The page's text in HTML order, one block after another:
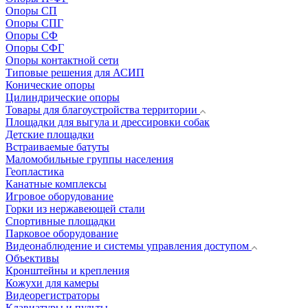
Опоры СП
Опоры СПГ
Опоры СФ
Опоры СФГ
Опоры контактной сети
Типовые решения для АСИП
Конические опоры
Цилиндрические опоры
Товары для благоустройства территории
Площадки для выгула и дрессировки собак
Детские площадки
Встраиваемые батуты
Маломобильные группы населения
Геопластика
Канатные комплексы
Игровое оборудование
Горки из нержавеющей стали
Спортивные площадки
Парковое оборудование
Видеонаблюдение и системы управления доступом
Объективы
Кронштейны и крепления
Кожухи для камеры
Видеорегистраторы